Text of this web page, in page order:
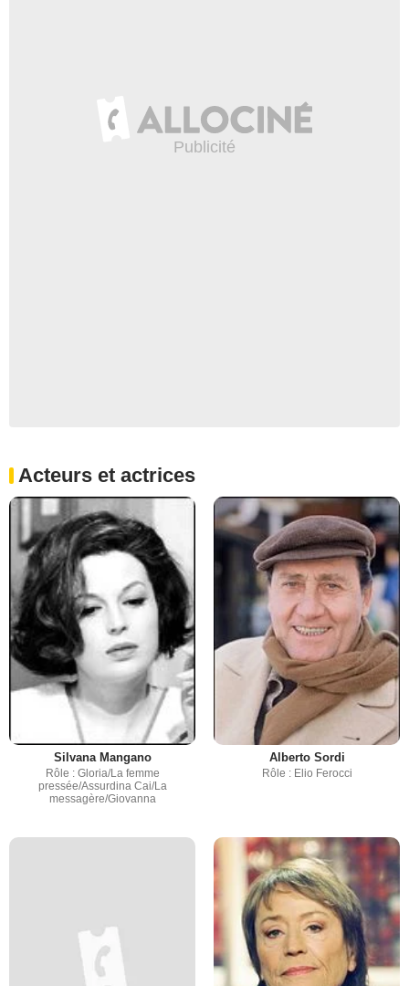
Acteurs et actrices
Silvana Mangano
Rôle : Gloria/La femme
pressée/Assurdina Cai/La
messagère/Giovanna
Alberto Sordi
Rôle : Elio Ferocci